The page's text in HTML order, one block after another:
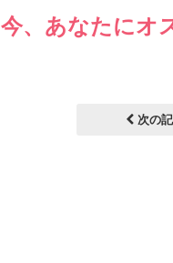
今、あなたにオ
次の